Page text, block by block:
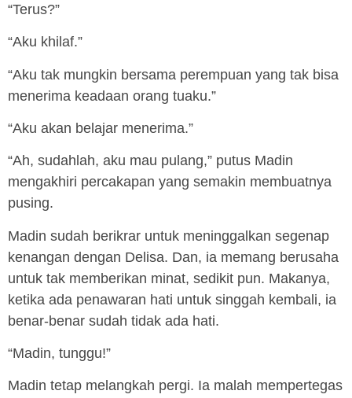
“Terus?”
“Aku khilaf.”
“Aku tak mungkin bersama perempuan yang tak bisa
menerima keadaan orang tuaku.”
“Aku akan belajar menerima.”
“Ah, sudahlah, aku mau pulang,” putus Madin
mengakhiri percakapan yang semakin membuatnya
pusing.
Madin sudah berikrar untuk meninggalkan segenap
kenangan dengan Delisa. Dan, ia memang berusaha
untuk tak memberikan minat, sedikit pun. Makanya,
ketika ada penawaran hati untuk singgah kembali, ia
benar-benar sudah tidak ada hati.
“Madin, tunggu!”
Madin tetap melangkah pergi. Ia malah mempertegas